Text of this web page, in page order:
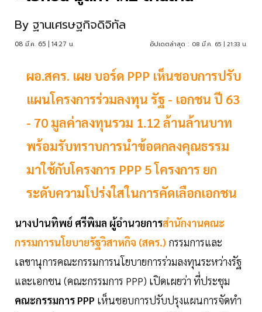
By ฐานเศรษฐกิจดิจิทัล
08 มี.ค. 65 | 14:27 น. อัปเดตล่าสุด : 08 มี.ค. 65 | 21:33 น.
ผอ.สคร. เผย บอร์ด PPP เห็นชอบการปรับ
แผนโครงการร่วมลงทุน รัฐ - เอกชน ปี 63
- 70 มูลค่าลงทุนรวม 1.12 ล้านล้านบาท
พร้อมรับทราบการนำข้อตกลงคุณธรรม
มาใช้กับโครงการ PPP 5 โครงการ ยก
ระดับความโปร่งใสในการคัดเลือกเอกชน
นางปานทิพย์ ศรีพิมล ผู้อำนวยการสำนักงานคณะ
กรรมการนโยบายรัฐวิสาหกิจ (สคร.) กรรมการและ
เลขานุการคณะกรรมการนโยบายการร่วมลงทุนระหว่างรัฐ
และเอกชน (คณะกรรมการ PPP) เปิดเผยว่า ที่ประชุม
คณะกรรมการ PPP เห็นชอบการปรับปรุงแผนการจัดทำ